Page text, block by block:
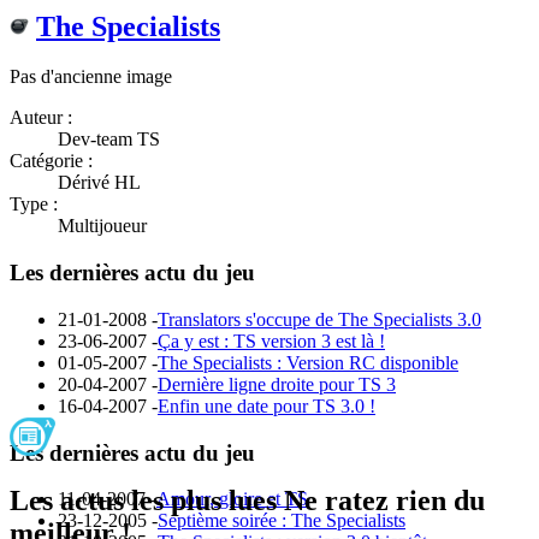
The Specialists
Pas d'ancienne image
Auteur :
Dev-team TS
Catégorie :
Dérivé HL
Type :
Multijoueur
Les dernières actu du jeu
21-01-2008 -Translators s'occupe de The Specialists 3.0
23-06-2007 -Ça y est : TS version 3 est là !
01-05-2007 -The Specialists : Version RC disponible
20-04-2007 -Dernière ligne droite pour TS 3
16-04-2007 -Enfin une date pour TS 3.0 !
Les dernières actu du jeu
11-04-2007 -Amour, gloire et TS
23-12-2005 -Septième soirée : The Specialists
Les actus les plus luesNe ratez rien du
meilleur !